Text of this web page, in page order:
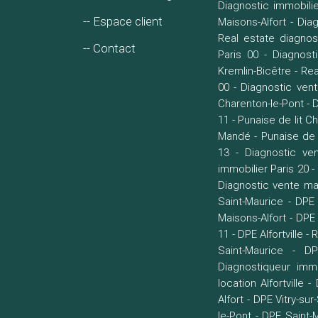
-- Espace client
-- Contact
Diagnostic
Maisons-Alfort -
Real estate
Paris 00 -
Kremlin-Bicêtre -
00 - Diagnostic
Charenton-le-Pont -
11 - Punaise de lit
Mandé - Punaise
13 - Diagnostic
immobilier Paris 20-
Diagnostic vente
Saint-Maurice -
Maisons-Alfort -
11 - DPE Alfortville -
Saint-Maurice -
Diagnostiqueur
location Alfortville -
Alfort - DPE Vitry-